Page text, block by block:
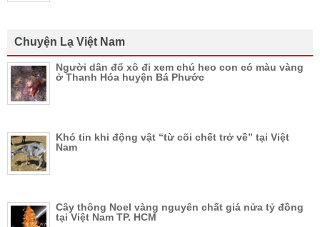
Chuyện Lạ Việt Nam
Người dân đổ xô đi xem chú heo con có màu vàng
ở Thanh Hóa huyện Bá Phước
Khó tin khi động vật “từ cõi chết trở về” tại Việt
Nam
Cây thông Noel vàng nguyên chất giá nửa tỷ đồng
tại Việt Nam TP. HCM